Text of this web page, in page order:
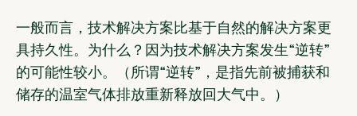
一般而言，技术解决方案比基于自然的解决方案更
具持久性。为什么？因为技术解决方案发生“逆转”
的可能性较小。（所谓“逆转”，是指先前被捕获和
储存的温室气体排放重新释放回大气中。）